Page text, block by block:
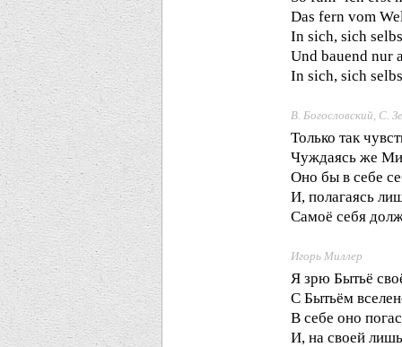
Das fern vom
In sich, sich
Und bauend nur
In sich, sich
В. Богословский, С.
Только так
Чуждаясь же
Оно бы в себе
И, полагаясь
Самоё себя
Игорь Миллер
Я зрю Бытьё
С Бытьём
В себе оно
И, на своей